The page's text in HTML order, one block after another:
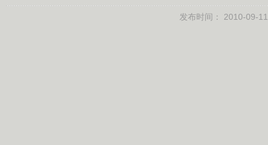
发布时间： 2010-09-